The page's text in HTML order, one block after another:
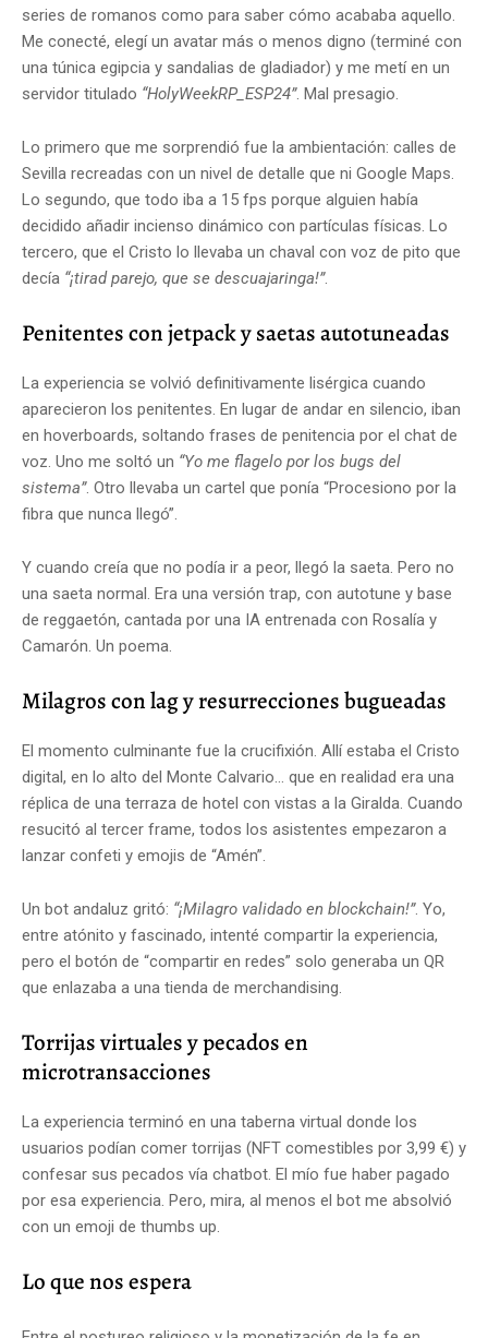
series de romanos como para saber cómo acababa aquello.
Me conecté, elegí un avatar más o menos digno (terminé con
una túnica egipcia y sandalias de gladiador) y me metí en un
servidor titulado “HolyWeekRP_ESP24”. Mal presagio.
Lo primero que me sorprendió fue la ambientación: calles de
Sevilla recreadas con un nivel de detalle que ni Google Maps.
Lo segundo, que todo iba a 15 fps porque alguien había
decidido añadir incienso dinámico con partículas físicas. Lo
tercero, que el Cristo lo llevaba un chaval con voz de pito que
decía “¡tirad parejo, que se descuajaringa!”.
Penitentes con jetpack y saetas autotuneadas
La experiencia se volvió definitivamente lisérgica cuando
aparecieron los penitentes. En lugar de andar en silencio, iban
en hoverboards, soltando frases de penitencia por el chat de
voz. Uno me soltó un “Yo me flagelo por los bugs del
sistema”. Otro llevaba un cartel que ponía “Procesiono por la
fibra que nunca llegó”.
Y cuando creía que no podía ir a peor, llegó la saeta. Pero no
una saeta normal. Era una versión trap, con autotune y base
de reggaetón, cantada por una IA entrenada con Rosalía y
Camarón. Un poema.
Milagros con lag y resurrecciones bugueadas
El momento culminante fue la crucifixión. Allí estaba el Cristo
digital, en lo alto del Monte Calvario... que en realidad era una
réplica de una terraza de hotel con vistas a la Giralda. Cuando
resucitó al tercer frame, todos los asistentes empezaron a
lanzar confeti y emojis de “Amén”.
Un bot andaluz gritó: “¡Milagro validado en blockchain!”. Yo,
entre atónito y fascinado, intenté compartir la experiencia,
pero el botón de “compartir en redes” solo generaba un QR
que enlazaba a una tienda de merchandising.
Torrijas virtuales y pecados en
microtransacciones
La experiencia terminó en una taberna virtual donde los
usuarios podían comer torrijas (NFT comestibles por 3,99 €) y
confesar sus pecados vía chatbot. El mío fue haber pagado
por esa experiencia. Pero, mira, al menos el bot me absolvió
con un emoji de thumbs up.
Lo que nos espera